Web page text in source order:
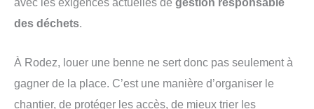
des déchets.
À Rodez, louer une benne ne sert donc pas seulement à
gagner de la place. C’est une manière d’organiser le
chantier, de protéger les accès, de mieux trier les